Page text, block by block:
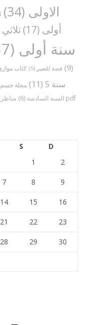
الاولى (34)
أولى (17)
سنة أولى (57)
(9)
قصة للتعبير (5) كتاب
سنة 5
(11) مجلة جسم
السنة السادسة (6)
مناظرات سنة سادسة مع الإصلاح pdf
S
D
1
2
7 8 9
14 15 16
21 22 23
28 29 30